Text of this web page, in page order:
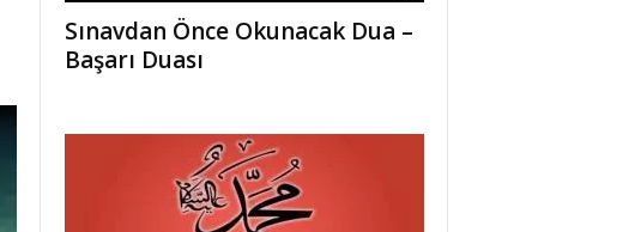
Sınavdan Önce Okunacak Dua –
Başarı Duası